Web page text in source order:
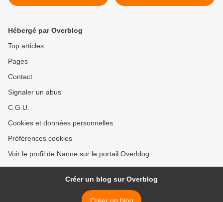
Hébergé par Overblog
Top articles
Pages
Contact
Signaler un abus
C.G.U.
Cookies et données personnelles
Préférences cookies
Voir le profil de Nanne sur le portail Overblog
Créer un blog sur Overblog